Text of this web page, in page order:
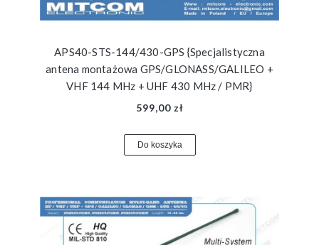
APS40-STS-144/430-GPS {Specjalistyczna
antena montażowa GPS/GLONASS/GALILEO +
VHF 144 MHz + UHF 430 MHz / PMR}
599,00 zł
Do koszyka